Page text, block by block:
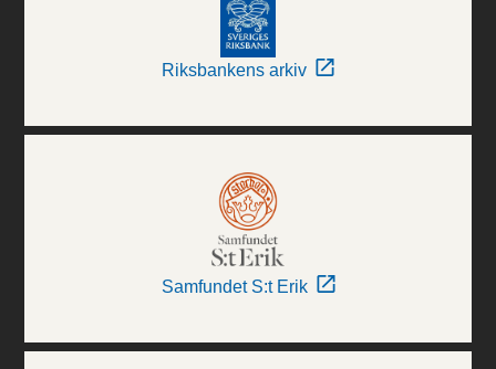
Riksbankens arkiv
Samfundet S:t Erik